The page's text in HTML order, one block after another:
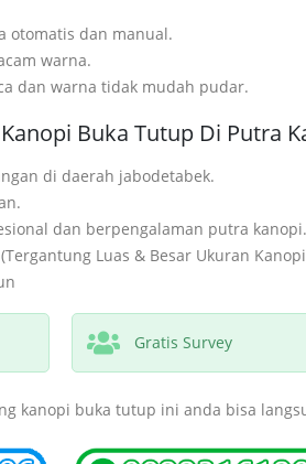
otomatis dan manual.
warna.
dan warna tidak mudah pudar.
Buka Tutup Di Putra
di daerah jabodetabek.
dan berpengalaman putra kanopi.
Luas & Besar Ukuran
Gratis Survey
kanopi buka tutup ini anda bisa